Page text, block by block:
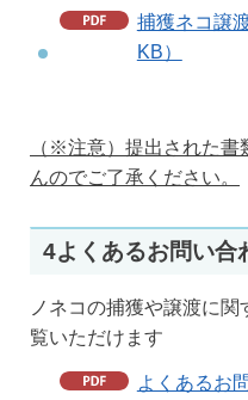
捕獲ネコ譲
KB）
（※注意）提出された
んのでご了承ください。
4よくあるお問い合
ノネコの捕獲や譲渡に
覧いただけます
よくあるお